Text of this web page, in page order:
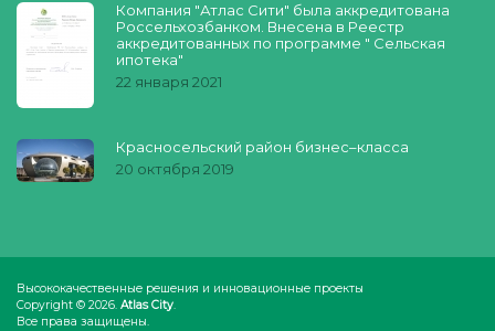
Компания "Атлас Сити" была аккредитована
Россельхозбанком. Внесена в Реестр
аккредитованных по программе " Сельская
ипотека"
22 января 2021
Красносельский район бизнес–класса
20 октября 2019
Высококачественные решения и инновационные проекты
Copyright © 2026. Atlas City.
Все права защищены.